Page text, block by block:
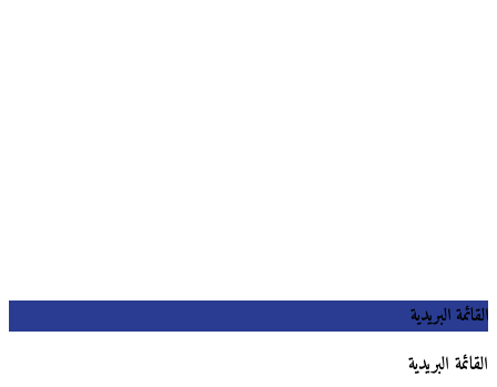
القائمة البريدية
القائمة البريدية